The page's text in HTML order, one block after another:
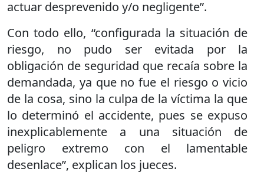
actuar desprevenido y/o negligente”.
Con todo ello, “configurada la situación de
riesgo, no pudo ser evitada por la
obligación de seguridad que recaía sobre la
demandada, ya que no fue el riesgo o vicio
de la cosa, sino la culpa de la víctima la que
lo determinó el accidente, pues se expuso
inexplicablemente a una situación de
peligro extremo con el lamentable
desenlace”, explican los jueces.